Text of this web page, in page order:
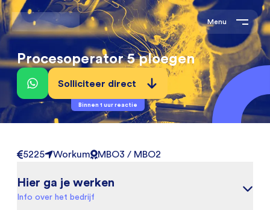
Menu
Procesoperator 5 ploegen
Solliciteer direct
Binnen 1 uur reactie
5225 Workum MBO3 / MBO2
Hier ga je werken
Info over het bedrijf